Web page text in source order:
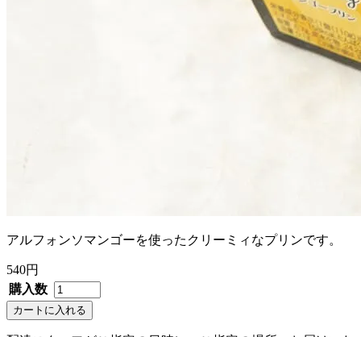
アルフォンソマンゴーを使ったクリーミィなプリンです。
540円
購入数